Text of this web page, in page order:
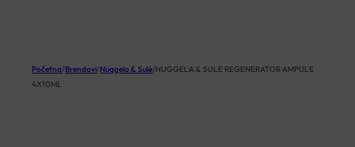
Početna/Brendovi/Nuggela & Sulé/NUGGELA & SULE REGENERATOR AMPULE
4X10ML